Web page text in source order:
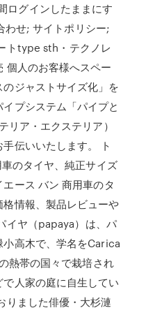
ログインしたままにす
わせ; サイトポリシー;
トtype sth・テクノレ
個人のお客様へスペー
ジャストサイズ化」を
プシステム「パイプと
ア・エクステリア）
伝いいたします。 ト
のタイヤ、純正サイズ
ース バン 商用車のタ
情報、製品レビューや
イヤ（papaya）は、パ
高木で、学名をCarica
熱帯の国々で栽培され
人家の庭に自生してい
りました俳優・大杉漣